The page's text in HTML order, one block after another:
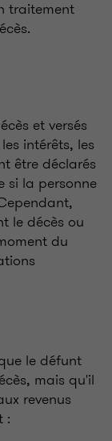
traitement
et versés
intérêts, les
être déclarés
si la personne
le décès ou
du
le défunt
mais qu'il
revenus
: